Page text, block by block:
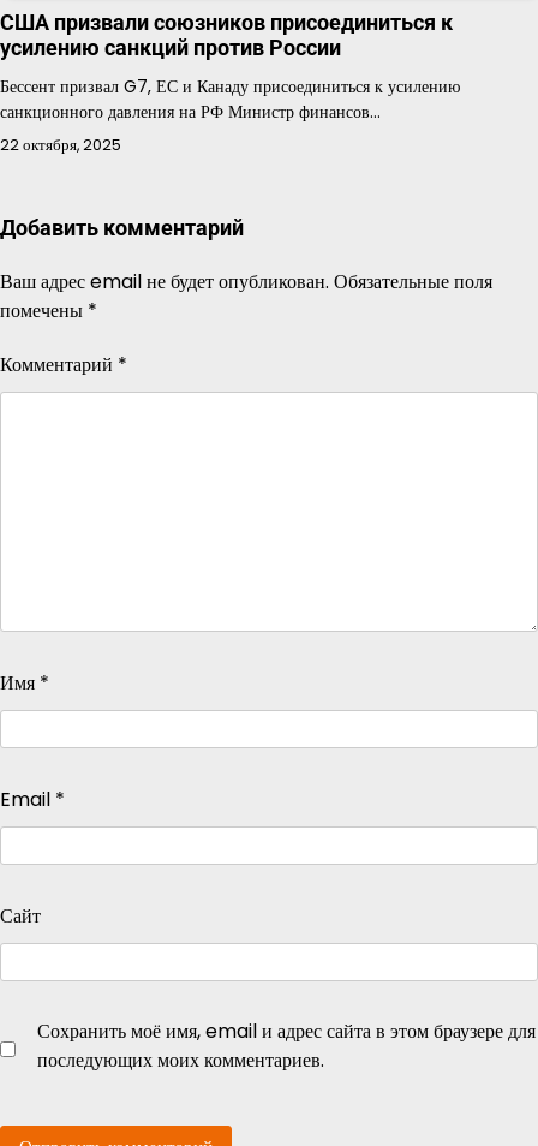
США призвали союзников присоединиться к
усилению санкций против России
Бессент призвал G7, ЕС и Канаду присоединиться к усилению
санкционного давления на РФ Министр финансов…
22 октября, 2025
Добавить комментарий
Ваш адрес email не будет опубликован. Обязательные поля
помечены *
Комментарий *
Имя *
Email *
Сайт
Сохранить моё имя, email и адрес сайта в этом браузере для
последующих моих комментариев.